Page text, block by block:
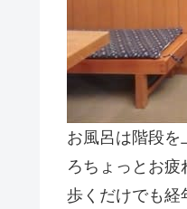
お風呂は階段を
ろちょっとお
歩くだけでも経